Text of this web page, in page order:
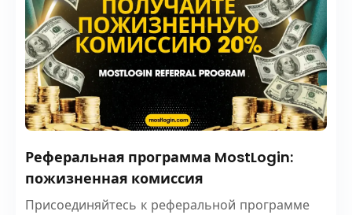
Реферальная программа MostLogin:
пожизненная комиссия
Присоединяйтесь к реферальной программе